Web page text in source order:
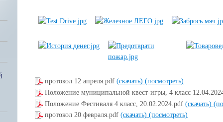
протокол 12 апреля.pdf (скачать) (посмотреть)
Положение муниципальной квест-игры, 4 класс
Положение Фестиваля 4 класс, 20.02.2024.pdf (скачать)
протокол 20 февраля.pdf (скачать) (посмотреть)